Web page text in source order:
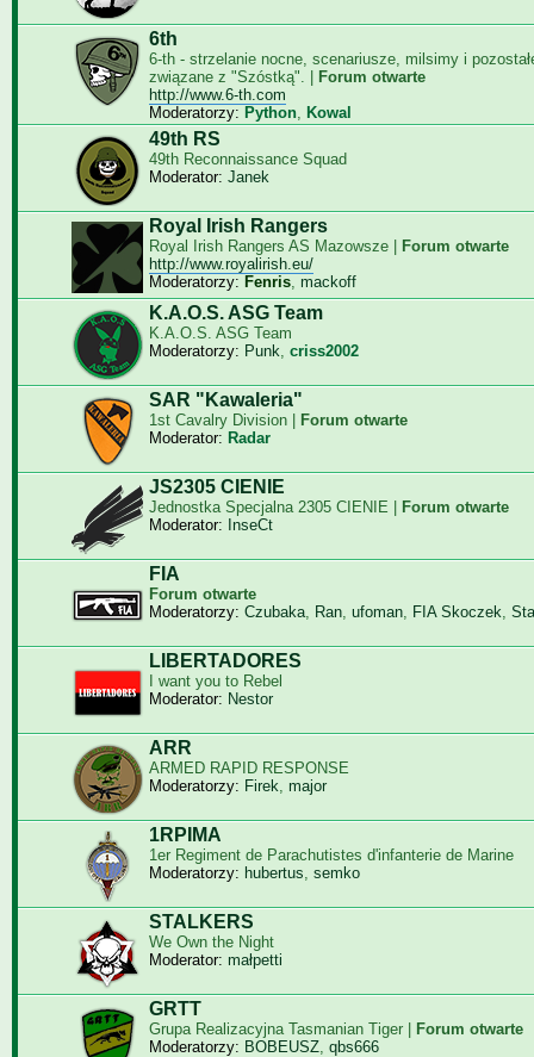
6th
6-th - strzelanie nocne, scenariusze, milsimy i
związane z "Szóstką". |
Forum otwarte
http://www.6-th.com
Moderatorzy: Python, Kowal
49th RS
49th Reconnaissance Squad
Moderator: Janek
Royal Irish Rangers
Royal Irish Rangers AS Mazowsze |
Forum otwarte
http://www.royalirish.eu/
Moderatorzy: Fenris, mackoff
K.A.O.S. ASG Team
K.A.O.S. ASG Team
Moderatorzy: Punk, criss2002
SAR "Kawaleria"
1st Cavalry Division |
Forum otwarte
Moderator: Radar
JS2305 CIENIE
Jednostka Specjalna 2305 CIENIE |
Forum otwarte
Moderator: InseCt
FIA
Forum otwarte
Moderatorzy: Czubaka, Ran, ufoman, FIA Skoczek,
LIBERTADORES
I want you to Rebel
Moderator: Nestor
ARR
ARMED RAPID RESPONSE
Moderatorzy: Firek, major
1RPIMA
1er Regiment de Parachutistes d'infanterie de Marine
Moderatorzy: hubertus, semko
STALKERS
We Own the Night
Moderator: małpetti
GRTT
Grupa Realizacyjna Tasmanian Tiger |
Forum otwarte
Moderatorzy: BOBEUSZ, qbs666